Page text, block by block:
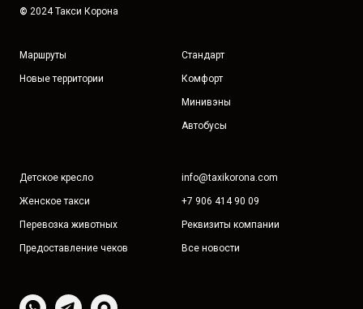
© 2024 Такси Корона
Маршруты
Новые территории
Стандарт
Комфорт
Минивэны
Автобусы
Детское кресло
Женское такси
Перевозка животных
Предоставление чеков
info@taxikorona.com
+7 906 414 90 09
Реквизиты компании
Все новости